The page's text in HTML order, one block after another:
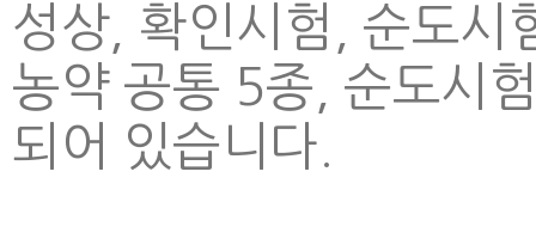
성상, 확인시험, 순도시
농약 공통 5종, 순도시
되어 있습니다.